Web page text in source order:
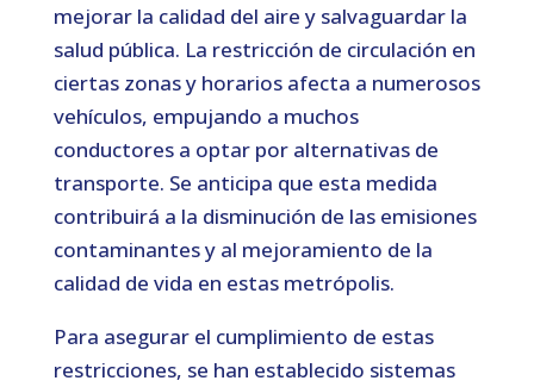
mejorar la calidad del aire y salvaguardar la
salud pública. La restricción de circulación en
ciertas zonas y horarios afecta a numerosos
vehículos, empujando a muchos
conductores a optar por alternativas de
transporte. Se anticipa que esta medida
contribuirá a la disminución de las emisiones
contaminantes y al mejoramiento de la
calidad de vida en estas metrópolis.
Para asegurar el cumplimiento de estas
restricciones, se han establecido sistemas